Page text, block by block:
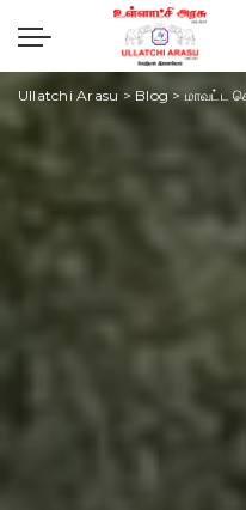
Ullatchi Arasu > Blog > மாவட்ட